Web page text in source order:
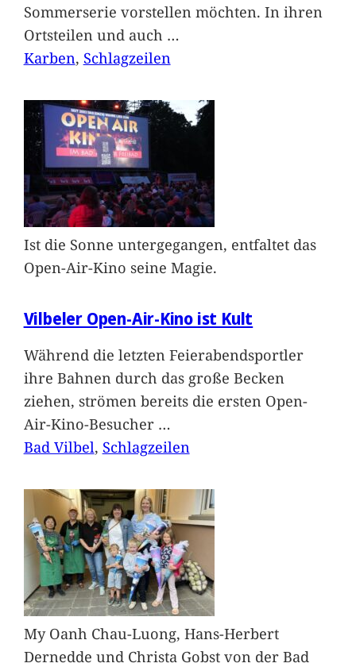
Sommerserie vorstellen möchten. In ihren
Ortsteilen und auch …
Karben, Schlagzeilen
Ist die Sonne untergegangen, entfaltet das
Open-Air-Kino seine Magie.
Vilbeler Open-Air-Kino ist Kult
Während die letzten Feierabendsportler
ihre Bahnen durch das große Becken
ziehen, strömen bereits die ersten Open-
Air-Kino-Besucher …
Bad Vilbel, Schlagzeilen
My Oanh Chau-Luong, Hans-Herbert
Dernedde und Christa Gobst von der Bad